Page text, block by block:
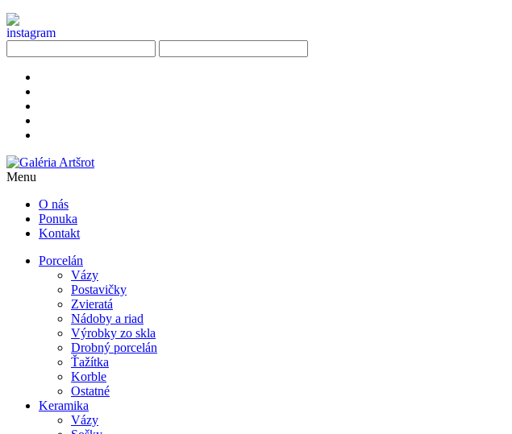
Menu
O nás
Ponuka
Kontakt
Porcelán
Vázy
Postavičky
Zvieratá
Nádoby a riad
Výrobky zo skla
Drobný porcelán
Ťažítka
Korble
Ostatné
Keramika
Vázy